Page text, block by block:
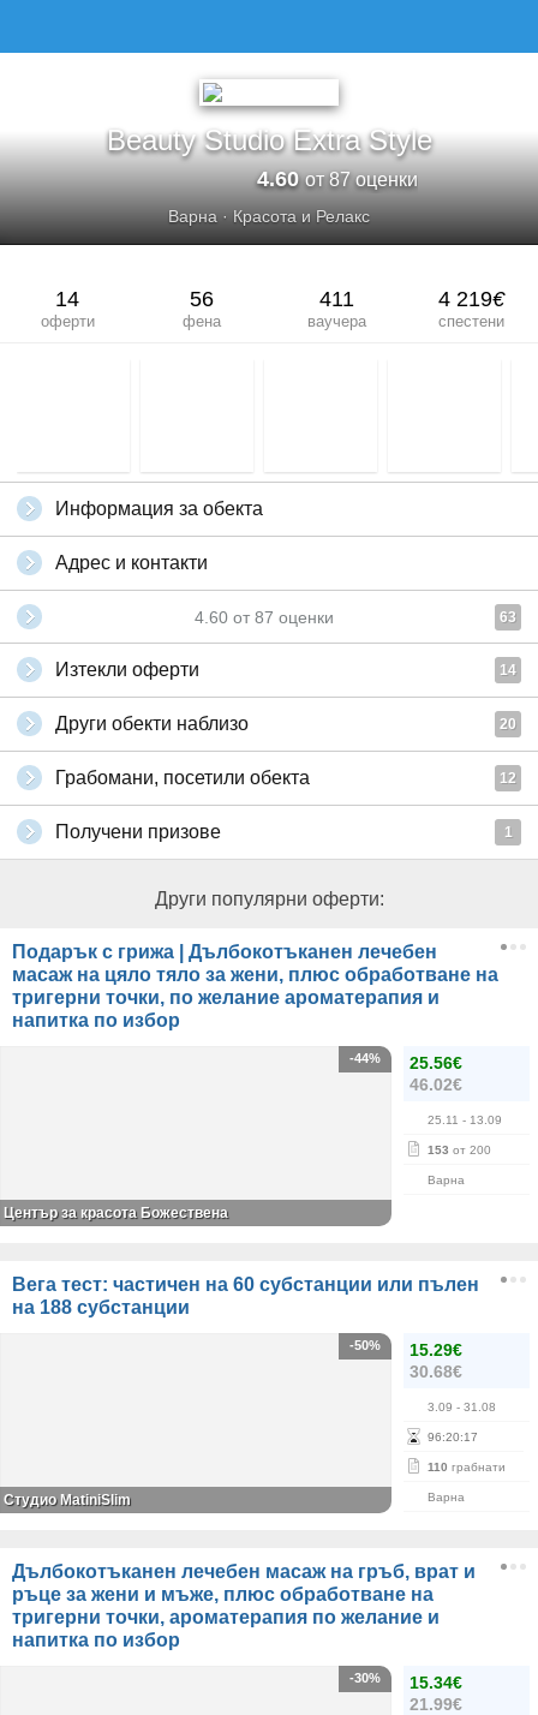
Beauty Studio Extra Style
4.60от 87 оценки
Варна · Красота и Релакс
14
оферти
56
фена
411
ваучера
4 219€
спестени
Информация за обекта
Адрес и контакти
4.60 от 87 оценки 63
Изтекли оферти 14
Други обекти наблизо 20
Грабомани, посетили обекта 12
Получени призове 1
Други популярни оферти:
Подарък с грижа | Дълбокотъканен лечебен
масаж на цяло тяло за жени, плюс обработване на
тригерни точки, по желание ароматерапия и
напитка по избор
25.56€
46.02€
25.11 - 13.09
153 от 200
Варна
-44%
Център за красота Божествена
Вега тест: частичен на 60 субстанции или пълен
на 188 субстанции
15.29€
30.68€
3.09 - 31.08
96:20:17
110 грабнати
Варна
-50%
Студио MatiniSlim
Дълбокотъканен лечебен масаж на гръб, врат и
ръце за жени и мъже, плюс обработване на
тригерни точки, ароматерапия по желание и
напитка по избор
15.34€
21.99€
-30%